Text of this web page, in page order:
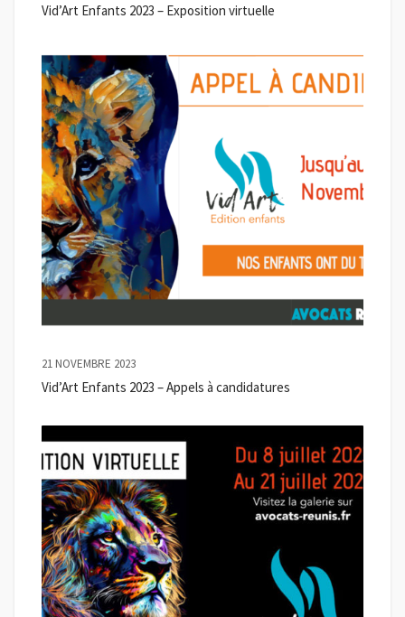
Vid’Art Enfants 2023 – Exposition virtuelle
21 NOVEMBRE 2023
Vid’Art Enfants 2023 – Appels à candidatures